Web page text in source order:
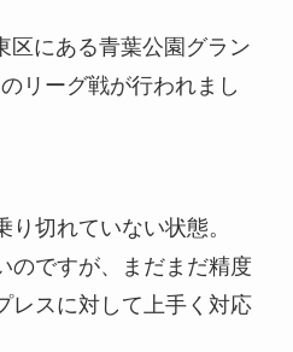
区にある青葉公園グラン
リーグ戦が行われまし
切れていない状態。
のですが、まだまだ精度
レスに対して上手く対応